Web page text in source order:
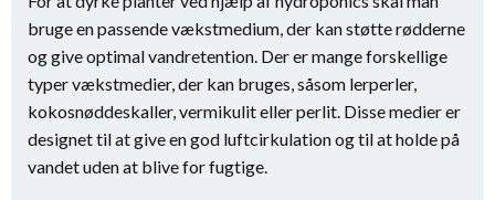
bruge en passende vækstmedium, der kan støtte rødderne
og give optimal vandretention. Der er mange forskellige
typer vækstmedier, der kan bruges, såsom lerperler,
kokosnøddeskaller, vermikulit eller perlit. Disse medier er
designet til at give en god luftcirkulation og til at holde på
vandet uden at blive for fugtige.